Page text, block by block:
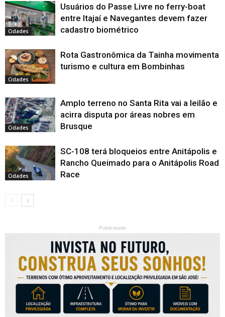
Cidades
Usuários do Passe Livre no ferry-boat
entre Itajaí e Navegantes devem fazer
cadastro biométrico
Cidades
Rota Gastronômica da Tainha movimenta
turismo e cultura em Bombinhas
Cidades
Amplo terreno no Santa Rita vai a leilão e
acirra disputa por áreas nobres em
Brusque
Cidades
SC-108 terá bloqueios entre Anitápolis e
Rancho Queimado para o Anitápolis Road
Race
Publicidade